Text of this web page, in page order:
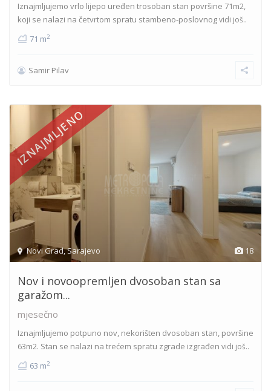
Iznajmljujemo vrlo lijepo uređen trosoban stan površine 71m2,
koji se nalazi na četvrtom spratu stambeno-poslovnogvidi još..
71 m2
Samir Pilav
18
Novi Grad,Sarajevo
IZNAJMLJENO
Nov i novoopremljen dvosoban stan sa
garažom...
mjesečno
Iznajmljujemo potpuno nov, nekorišten dvosoban stan, površine
63m2. Stan se nalazi na trećem spratu zgrade izgrađen vidi još..
63 m2